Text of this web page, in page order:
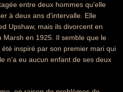
entre deux hommes qu'elle
à deux ans d'intervalle. Elle
Upshaw, mais ils divorcent en
Marsh en 1925. Il semble que le
inspiré par son premier mari qui
n'a eu aucun enfant de ses deux